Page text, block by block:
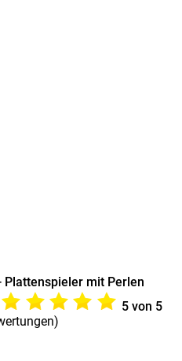
Plattenspieler mit Perlen
5von 5